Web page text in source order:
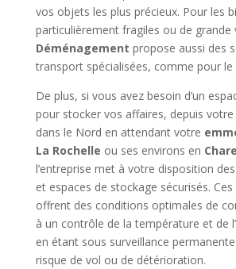
vos objets les plus précieux. Pour les
particulièrement fragiles ou de grande
Déménagement propose aussi des
transport spécialisées, comme pour le
De plus, si vous avez besoin d’un
pour stocker vos affaires, depuis
dans le Nord en attendant votre
La Rochelle ou ses environs en
l’entreprise met à votre disposition
et espaces de stockage sécurisés.
offrent des conditions optimales de
à un contrôle de la température et de
en étant sous surveillance
risque de vol ou de détérioration.